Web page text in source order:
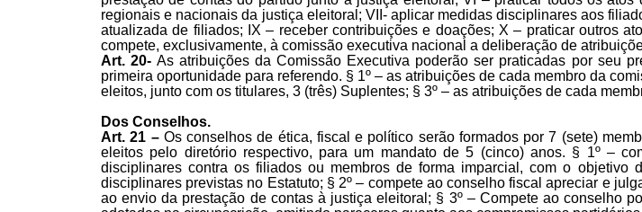
regionais e nacionais da justiça eleitoral; VII- aplicar medidas disciplinares aos
atualizada de filiados; IX – receber contribuições e doações; X – praticar outros
compete, exclusivamente, à comissão executiva nacional a deliberação de
Art. 20- As atribuições da Comissão Executiva poderão ser praticadas por seu
primeira oportunidade para referendo. § 1º – as atribuições de cada membro da
eleitos, junto com os titulares, 3 (três) Suplentes; § 3º – as atribuições de cada
Dos Conselhos.
Art. 21 – Os conselhos de ética, fiscal e político serão formados por 7 (sete)
eleitos pelo diretório respectivo, para um mandato de 5 (cinco) anos. § 1º –
disciplinares contra os filiados ou membros de forma imparcial, com o
disciplinares previstas no Estatuto; § 2º – compete ao conselho fiscal apreciar e
ao envio da prestação de contas à justiça eleitoral; § 3º – Compete ao conselho